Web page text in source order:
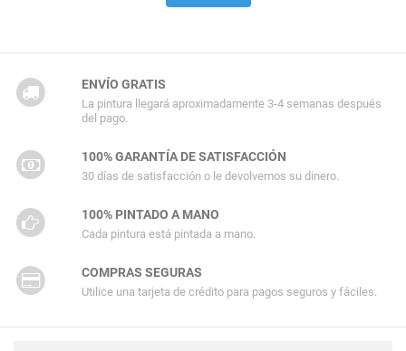
ENVÍO GRATIS
La pintura llegará aproximadamente 3-4 semanas después
del pago.
100% GARANTÍA DE SATISFACCIÓN
30 días de satisfacción o le devolvemos su dinero.
100% PINTADO A MANO
Cada pintura está pintada a mano.
COMPRAS SEGURAS
Utilice una tarjeta de crédito para pagos seguros y fáciles.